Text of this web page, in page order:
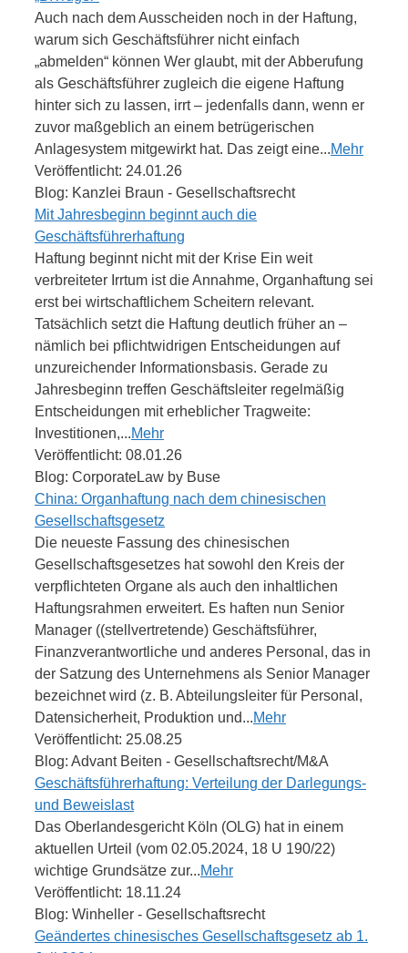
Auch nach dem Ausscheiden noch in der Haftung,
warum sich Geschäftsführer nicht einfach
„abmelden“ können Wer glaubt, mit der Abberufung
als Geschäftsführer zugleich die eigene Haftung
hinter sich zu lassen, irrt – jedenfalls dann, wenn er
zuvor maßgeblich an einem betrügerischen
Anlagesystem mitgewirkt hat. Das zeigt eine...Mehr
Veröffentlicht: 24.01.26
Blog: Kanzlei Braun - Gesellschaftsrecht
Mit Jahresbeginn beginnt auch die
Geschäftsführerhaftung
Haftung beginnt nicht mit der Krise Ein weit
verbreiteter Irrtum ist die Annahme, Organhaftung sei
erst bei wirtschaftlichem Scheitern relevant.
Tatsächlich setzt die Haftung deutlich früher an –
nämlich bei pflichtwidrigen Entscheidungen auf
unzureichender Informationsbasis. Gerade zu
Jahresbeginn treffen Geschäftsleiter regelmäßig
Entscheidungen mit erheblicher Tragweite:
Investitionen,...Mehr
Veröffentlicht: 08.01.26
Blog: CorporateLaw by Buse
China: Organhaftung nach dem chinesischen
Gesellschaftsgesetz
Die neueste Fassung des chinesischen
Gesellschaftsgesetzes hat sowohl den Kreis der
verpflichteten Organe als auch den inhaltlichen
Haftungsrahmen erweitert. Es haften nun Senior
Manager ((stellvertretende) Geschäftsführer,
Finanzverantwortliche und anderes Personal, das in
der Satzung des Unternehmens als Senior Manager
bezeichnet wird (z. B. Abteilungsleiter für Personal,
Datensicherheit, Produktion und...Mehr
Veröffentlicht: 25.08.25
Blog: Advant Beiten - Gesellschaftsrecht/M&A
Geschäftsführerhaftung: Verteilung der Darlegungs-
und Beweislast
Das Oberlandesgericht Köln (OLG) hat in einem
aktuellen Urteil (vom 02.05.2024, 18 U 190/22)
wichtige Grundsätze zur...Mehr
Veröffentlicht: 18.11.24
Blog: Winheller - Gesellschaftsrecht
Geändertes chinesisches Gesellschaftsgesetz ab 1.